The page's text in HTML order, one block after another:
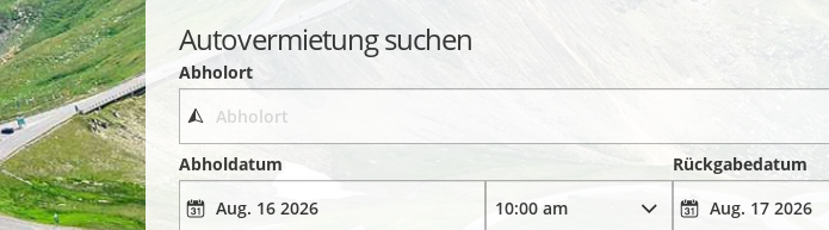
Autovermietung suchen
Abholort
Abholdatum
Rückgabedatum